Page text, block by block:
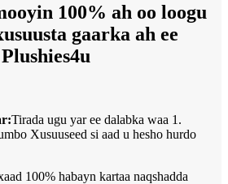
100% ah oo loogu
gaarka ah ee
Plushies4u
Tirada ugu yar ee dalabka waa 1.
Xusuuseed si aad u hesho hurdo
100% habayn kartaa naqshadda